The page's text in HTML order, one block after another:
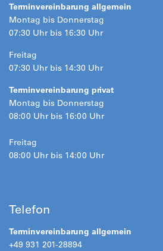
Terminvereinbarung allgemein
Montag bis Donnerstag
07:30 Uhr bis 16:30 Uhr
Freitag
07:30 Uhr bis 14:30 Uhr
Terminvereinbarung privat
Montag bis Donnerstag
08:00 Uhr bis 16:00 Uhr
Freitag
08:00 Uhr bis 14:00 Uhr
Telefon
Terminvereinbarung allgemein
+49 931 201-28894